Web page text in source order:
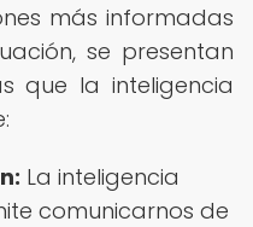
más informadas
se presentan
que la inteligencia
La inteligencia
comunicarnos de